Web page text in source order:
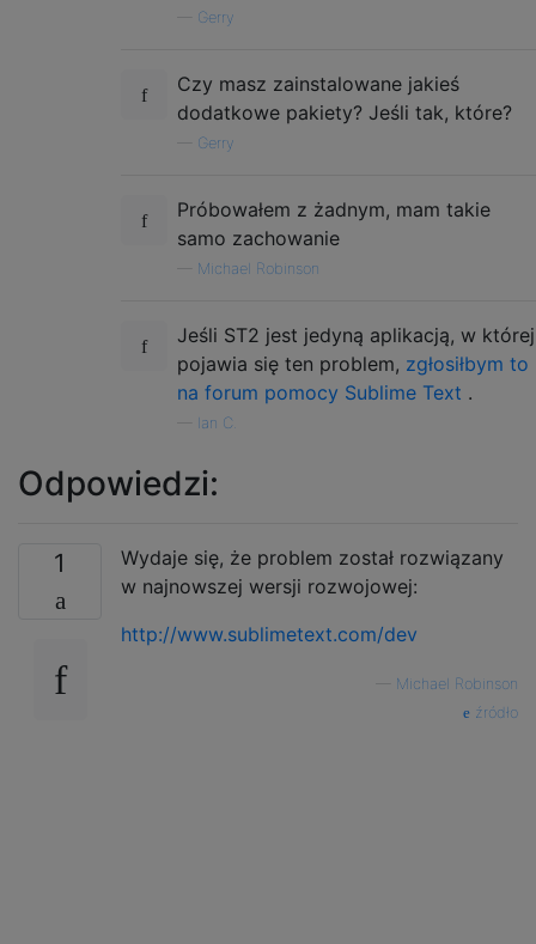
Gerry
Czy masz zainstalowane jakieś
dodatkowe pakiety? Jeśli tak, które?
Gerry
Próbowałem z żadnym, mam takie
samo zachowanie
Michael Robinson
Jeśli ST2 jest jedyną aplikacją, w której
pojawia się ten problem, zgłosiłbym to
na forum pomocy Sublime Text .
Ian C.
Odpowiedzi:
1
Wydaje się, że problem został rozwiązany
w najnowszej wersji rozwojowej:
http://www.sublimetext.com/dev
Michael Robinson
źródło